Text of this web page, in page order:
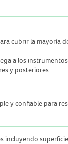
cubrir la mayoría
a los instrumentos
y posteriores
y confiable para
incluyendo